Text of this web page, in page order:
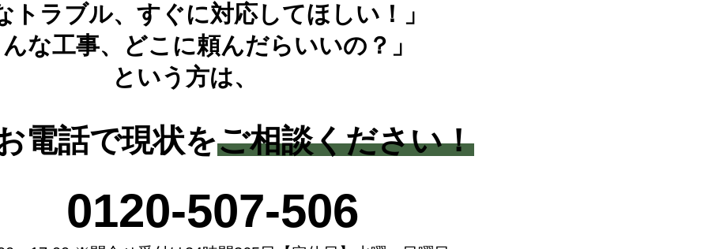
トラブル、すぐに対応してほしい！」
んな工事、どこに頼んだらいいの？」
という方は、
電話で現状をご相談ください！
0120-507-506